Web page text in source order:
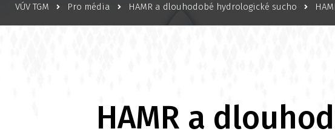
VÚV TGM Pro média HAMR a dlouhodobé hydrologické sucho
HAMR a